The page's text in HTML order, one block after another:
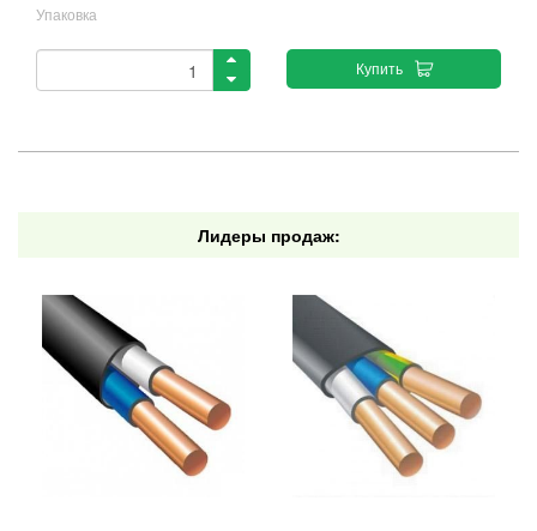
Упаковка
Купить
Лидеры продаж: